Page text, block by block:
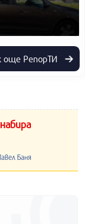
още РепорТИ
Баня